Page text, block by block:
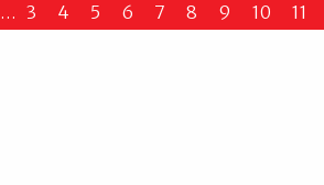
… 3 4 5 6 7 8 9 10 11